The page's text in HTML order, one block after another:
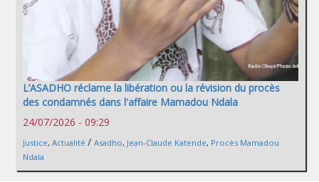
L’ASADHO réclame la libération ou la révision du procès
des condamnés dans l'affaire Mamadou Ndala
24/07/2026 - 09:29
Justice, Actualité / Asadho, Jean-Claude Katende, Procès Mamadou
Ndala